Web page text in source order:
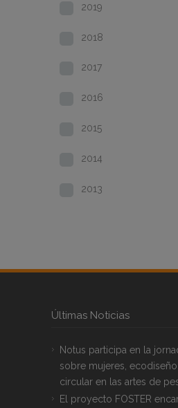
2019
2018
2017
2016
2015
2014
2013
Últimas Noticias
Notus participa en la
sobre mujeres,
circular en las artes de
El proyecto FOSTER